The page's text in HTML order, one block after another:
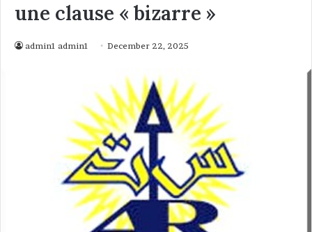
une clause « bizarre »
admin1 admin1 December 22, 2025